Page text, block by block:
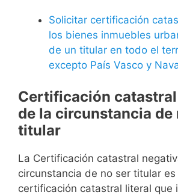
Solicitar certificación
los bienes inmuebles
de un titular en todo el
excepto País Vasco y
Certificación
de la circunstancia de
titular
La Certificación catastral
circunstancia de no ser titular es
certificación catastral literal que